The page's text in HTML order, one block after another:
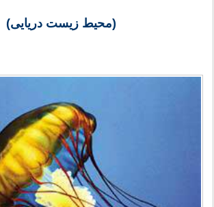
(محیط زیست دریایی)